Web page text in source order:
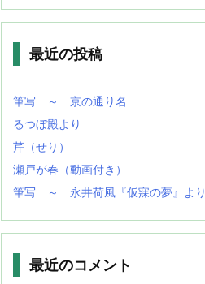
最近の投稿
筆写 ～ 京の通り名
るつぼ殿より
芹（せり）
瀬戸が春（動画付き）
筆写 ～ 永井荷風『仮寐の夢』より
最近のコメント